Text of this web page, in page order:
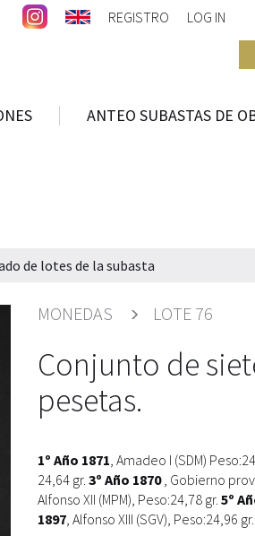
REGISTRO LOG IN
ANTEO SUBASTAS DE
de lotes de la subasta
MONEDAS LOTE 76
Conjunto de
pesetas.
1º Año 1871, Amadeo I (SDM)
24,64 gr. 3º Año 1870, Gobierno
Alfonso XII (MPM), Peso:24,78 gr. 5º
1897, Alfonso XIII (SGV), Peso:24,96 gr.